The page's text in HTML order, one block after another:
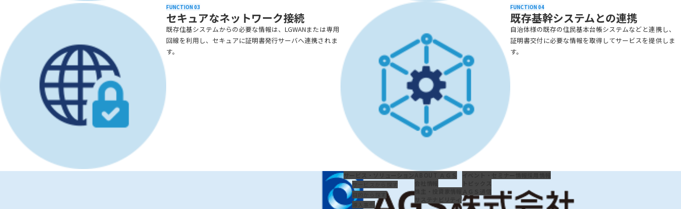
FUNCTION 03
セキュアなネットワーク接続
既存住基システムからの必要な情報は、LGWANまたは専用
回線を利用し、セキュアに証明書発行サーバへ連携されま
す。
FUNCTION 04
既存基幹システムとの連携
自治体様の既存の住民基本台帳システムなどと連携し、
証明書交付に必要な情報を取得してサービスを提供しま
す。
サービス・
サービスから探す
目的から探す
導入事例